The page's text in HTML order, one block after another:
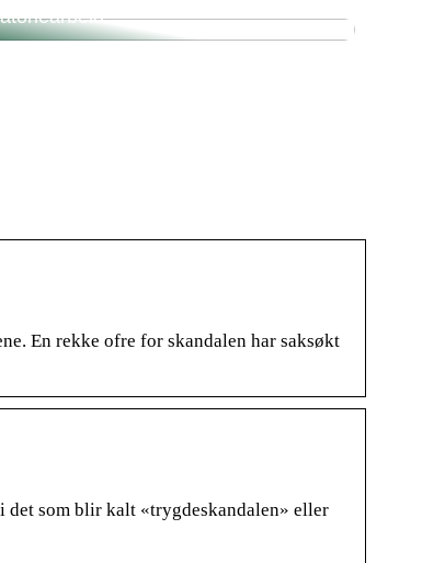
En rekke ofre for skandalen har saksøkt
som blir kalt «trygdeskandalen» eller